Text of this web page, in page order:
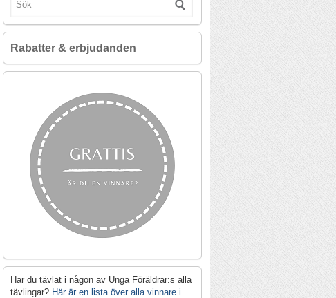
Rabatter & erbjudanden
Har du tävlat i någon av Unga Föräldrar:s alla
tävlingar? Här är en lista över alla vinnare i